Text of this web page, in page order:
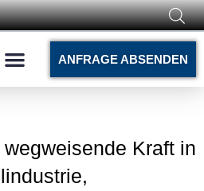
ANFRAGE ABSENDEN
Kraft in